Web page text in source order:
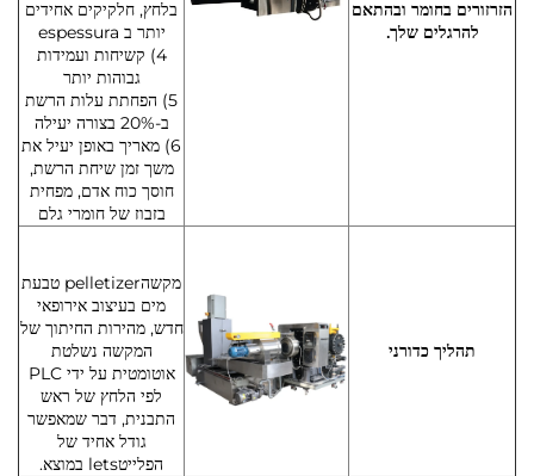
הזרזורים בחומר ובהתאם
להרגלים שלך.
בלחץ, חלקיקים אחידים
יותר ב espessura
4) קשיחות ועמידות
גבוהות יותר
5) הפחתת עלות הרשת
ב-20% בצורה יעילה
6) מאריך באופן יעיל את
משך זמן שיחת הרשת,
חוסך כוח אדם, מפחית
בזבוז של חומרי גלם
תהליך כדורני
מקשהpelletizer טבעת
מים בעיצוב אירופאי
חדש, מהירות החיתוך של
המקשה נשלטת
אוטומטית על ידי PLC
לפי הלחץ של ראש
התבנית, דבר שמאפשר
גודל אחיד של
הפלייטlets במוצא.